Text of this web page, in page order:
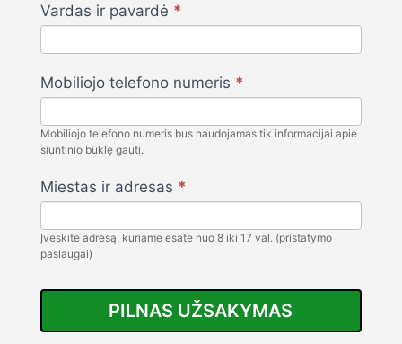
Christmas
Tree
220
cm
Lituania
-
FlamyFox
Vardas ir pavardė *
Mobiliojo telefono numeris *
Mobiliojo telefono numeris bus naudojamas tik informacijai apie
siuntinio būklę gauti.
Miestas ir adresas *
Įveskite adresą, kuriame esate nuo 8 iki 17 val. (pristatymo
paslaugai)
PILNAS UŽSAKYMAS